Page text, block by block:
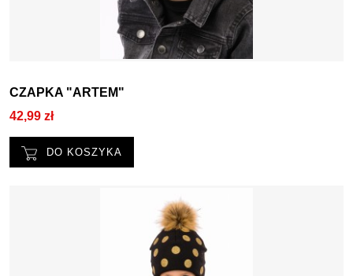
CZAPKA "ARTEM"
42,99 zł
DO KOSZYKA